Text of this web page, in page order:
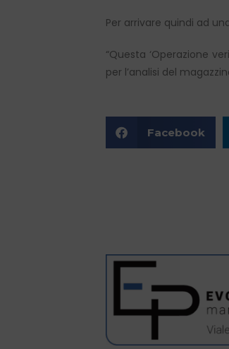
Per arrivare quindi ad
“Questa ‘Operazione
per l’analisi del
Facebook